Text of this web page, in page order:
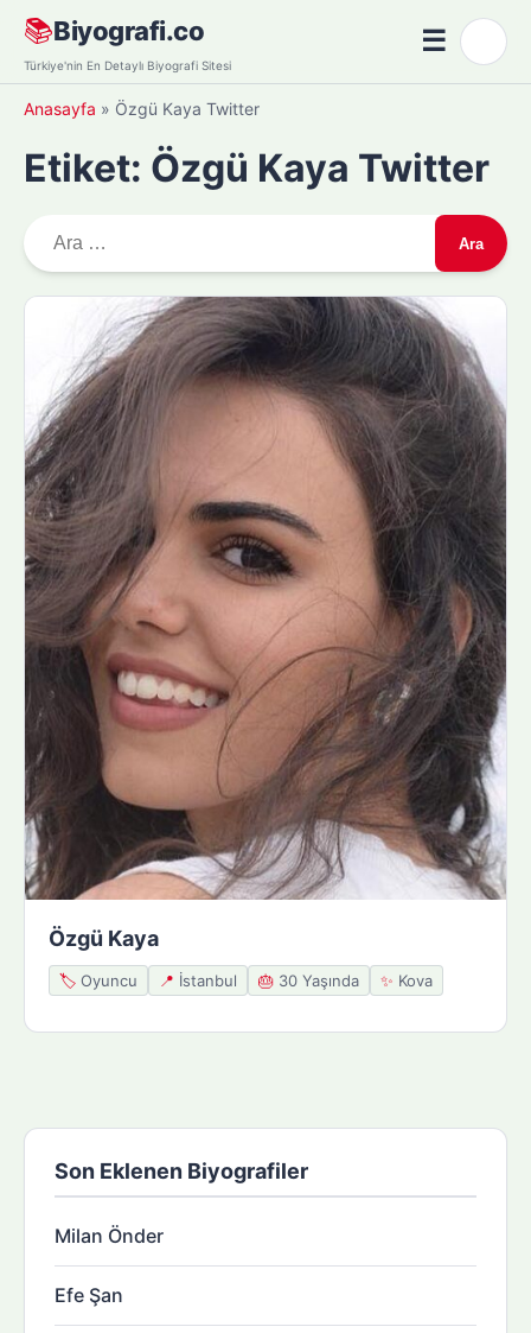
Skip
content
📚Biyografi.co
Türkiye'nin En Detaylı Biyografi Sitesi
☰Menü
Anasayfa » Özgü Kaya Twitter
Etiket: Özgü Kaya Twitter
r
Özgü Kaya
🏷️ Oyuncu 📍 İstanbul 🎂 30 Yaşında ✨ Kova
Son Eklenen Biyografiler
Milan Önder
Efe Şan